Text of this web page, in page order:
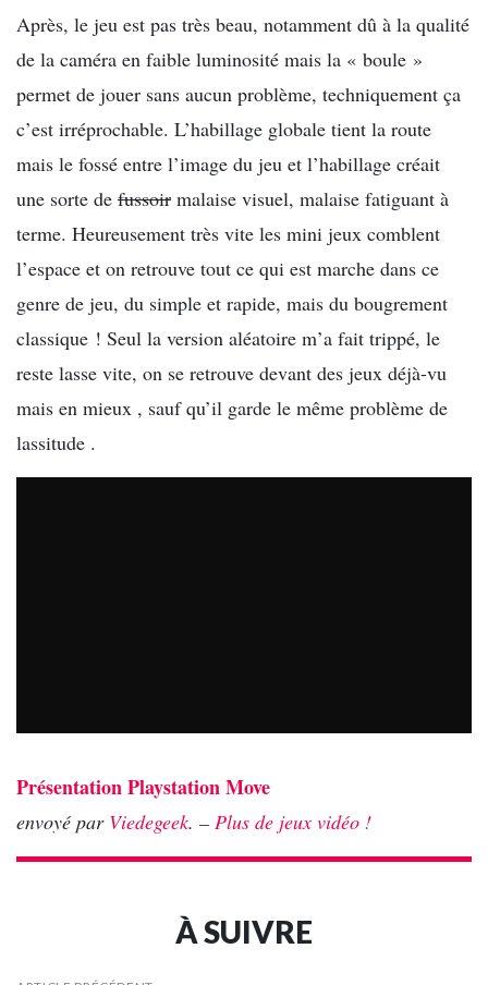
Après, le jeu est pas très beau, notamment dû à la qualité
de la caméra en faible luminosité mais la « boule »
permet de jouer sans aucun problème, techniquement ça
c’est irréprochable. L’habillage globale tient la route
mais le fossé entre l’image du jeu et l’habillage créait
une sorte de fussoir malaise visuel, malaise fatiguant à
terme. Heureusement très vite les mini jeux comblent
l’espace et on retrouve tout ce qui est marche dans ce
genre de jeu, du simple et rapide, mais du bougrement
classique ! Seul la version aléatoire m’a fait trippé, le
reste lasse vite, on se retrouve devant des jeux déjà-vu
mais en mieux , sauf qu’il garde le même problème de
lassitude .
Présentation Playstation Move
envoyé par Viedegeek. – Plus de jeux vidéo !
À SUIVRE